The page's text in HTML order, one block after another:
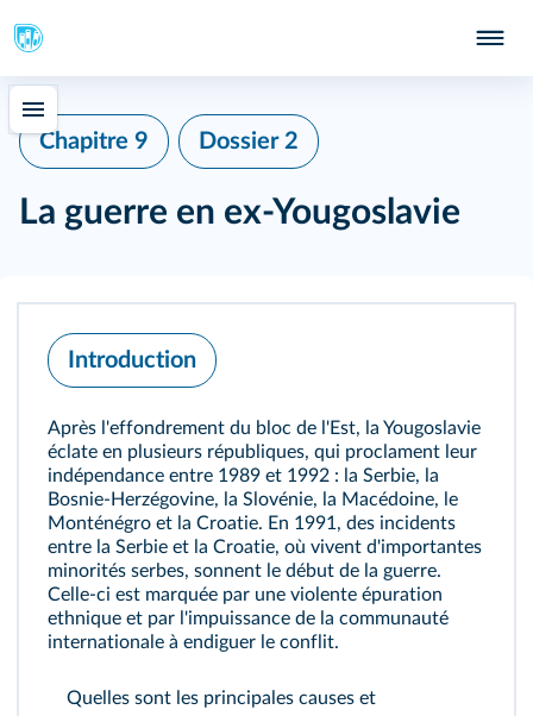
Chapitre 9 Dossier 2
La guerre en ex-Yougoslavie
Introduction
Après l'effondrement du bloc de l'Est, la Yougoslavie
éclate en plusieurs républiques, qui proclament leur
indépendance entre 1989 et 1992 : la Serbie, la
Bosnie-Herzégovine, la Slovénie, la Macédoine, le
Monténégro et la Croatie. En 1991, des incidents
entre la Serbie et la Croatie, où vivent d'importantes
minorités serbes, sonnent le début de la guerre.
Celle-ci est marquée par une violente épuration
ethnique et par l'impuissance de la communauté
internationale à endiguer le conflit.
Quelles sont les principales causes et